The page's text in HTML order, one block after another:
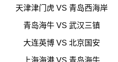
天津津门虎 VS 青岛西海岸
青岛海牛 VS 武汉三镇
大连英博 VS 北京国安
上海海港 VS 青岛海牛